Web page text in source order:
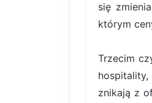
się
którym
Trzecim
hospitality,
znikają z